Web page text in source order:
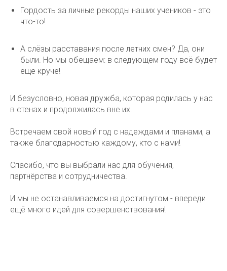
Гордость за личные рекорды наших учеников - это
что-то!
А слёзы расставания после летних смен? Да, они
были. Но мы обещаем: в следующем году всё будет
ещё круче!
И безусловно, новая дружба, которая родилась у нас
в стенах и продолжилась вне их.
Встречаем свой новый год с надеждами и планами, а
также благодарностью каждому, кто с нами!
Спасибо, что вы выбрали нас для обучения,
партнёрства и сотрудничества.
И мы не останавливаемся на достигнутом - впереди
ещё много идей для совершенствования!